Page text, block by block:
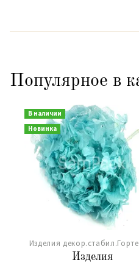
Популярное в
В наличии
Новинка
Изделия
Изделия